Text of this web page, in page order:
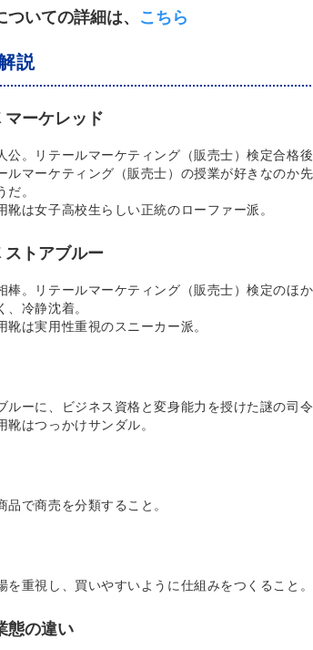
ついての詳細は、
こちら
説
マーケレッド
公。リテールマーケティング（販売士）検定合格
ルマーケティング（販売士）の授業が好きなのか
だ。
靴は女子高校生らしい正統のローファー派。
ストアブルー
棒。リテールマーケティング（販売士）検定のほ
、冷静沈着。
靴は実用性重視のスニーカー派。
ルーに、ビジネス資格と変身能力を授けた謎の司令
靴はつっかけサンダル。
品で商売を分類すること。
を重視し、買いやすいように仕組みをつくること。
態の違い